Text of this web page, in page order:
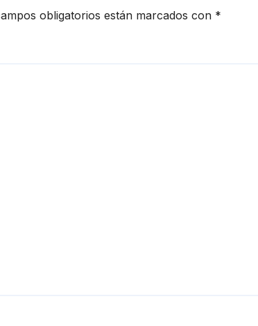
obligatorios están marcados con *